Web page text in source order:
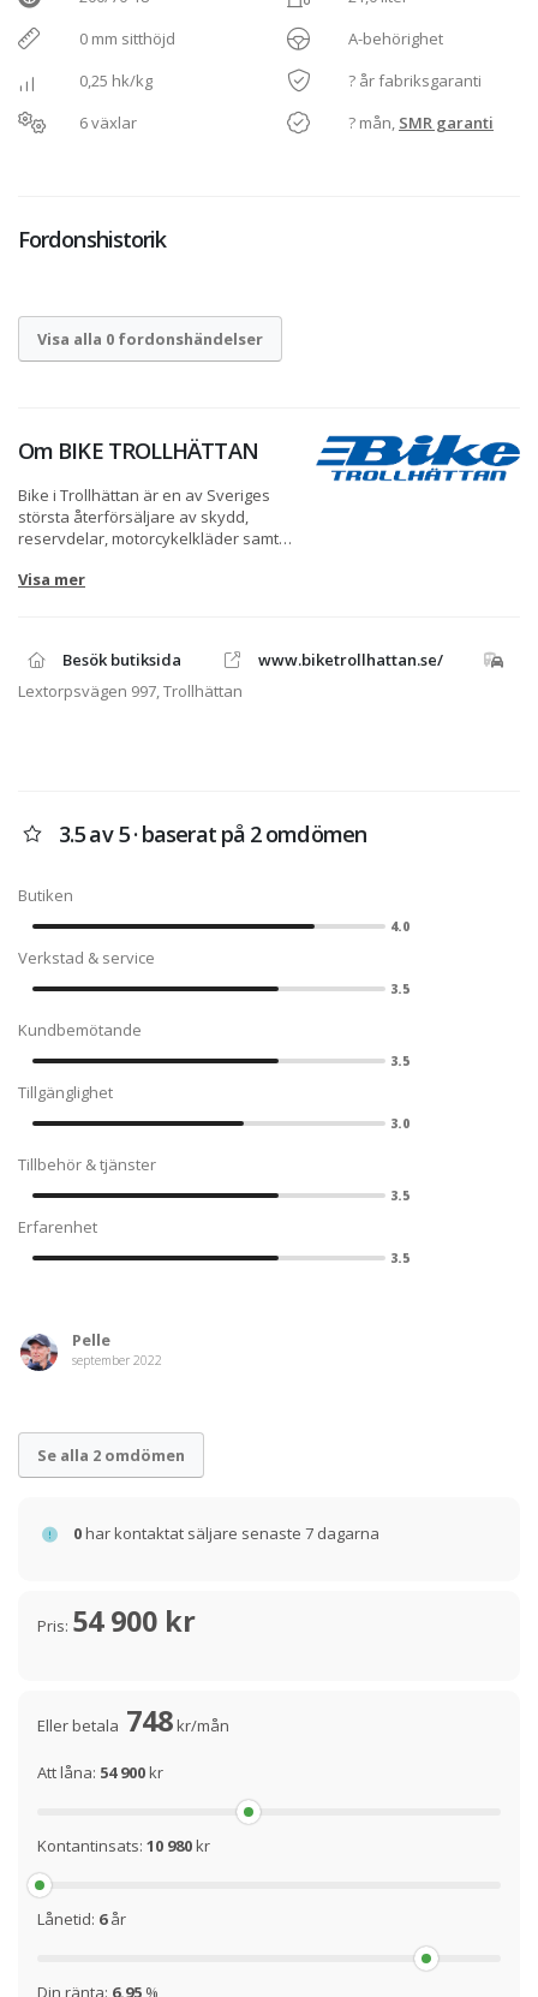
0 mm sitthöjd
0,25 hk/kg
6 växlar
A-behörighet
? år fabriksgaranti
? mån, SMR garanti
Fordonshistorik
Visa alla 0 fordonshändelser
Om BIKE TROLLHÄTTAN
Bike i Trollhättan är en av Sveriges
största återförsäljare av skydd,
reservdelar, motorcykelkläder samt
Davidson, Kawasaki, KTM och
Vi säljer kläder och utrustning från de
absolut främsta varumärkena.
Visa mer
Besök butiksida
www.biketrollhattan.se/
Lextorpsvägen 997, Trollhättan
3.5 av 5 · baserat på 2 omdömen
Butiken
4.0
Verkstad & service
3.5
Kundbemötande
3.5
Tillgänglighet
3.0
Tillbehör & tjänster
3.5
Erfarenhet
3.5
Pelle
september 2022
Se alla 2 omdömen
0har kontaktat säljare senaste 7 dagarna
Pris: 54 900 kr
Eller betala 748kr/mån
Att låna: 54 900kr
Kontantinsats: 10 980kr
Lånetid: 6år
Din ränta: 6.95 %